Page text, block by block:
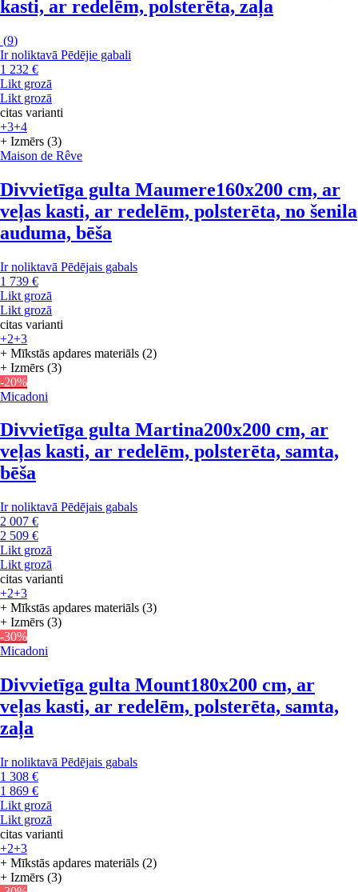
kasti, ar redelēm, polsterēta, zaļa
(9)
Ir noliktavā Pēdējie gabali
1 232 €
Likt grozā
Likt grozā
citas varianti
+3+4
+ Izmērs (3)
Maison de Rêve
Divvietīga gulta Maumere160x200 cm, ar
veļas kasti, ar redelēm, polsterēta, no šenila
auduma, bēša
Ir noliktavā Pēdējais gabals
1 739 €
Likt grozā
Likt grozā
citas varianti
+2+3
+ Mīkstās apdares materiāls (2)
+ Izmērs (3)
-20%
Micadoni
Divvietīga gulta Martina200x200 cm, ar
veļas kasti, ar redelēm, polsterēta, samta,
bēša
Ir noliktavā Pēdējais gabals
2 007 €
2 509 €
Likt grozā
Likt grozā
citas varianti
+2+3
+ Mīkstās apdares materiāls (3)
+ Izmērs (3)
-30%
Micadoni
Divvietīga gulta Mount180x200 cm, ar
veļas kasti, ar redelēm, polsterēta, samta,
zaļa
Ir noliktavā Pēdējais gabals
1 308 €
1 869 €
Likt grozā
Likt grozā
citas varianti
+2+3
+ Mīkstās apdares materiāls (2)
+ Izmērs (3)